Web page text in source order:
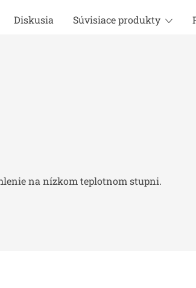
Diskusia Súvisiace produkty
na nízkom teplotnom stupni.